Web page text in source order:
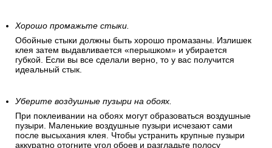
Хорошо промажьте стыки.
Обойные стыки должны быть хорошо промазаны. Излишек
клея затем выдавливается «перышком» и убирается
губкой. Если вы все сделали верно, то у вас получится
идеальный стык.
Уберите воздушные пузыри на обоях.
При поклеивании на обоях могут образоваться воздушные
пузыри. Маленькие воздушные пузыри исчезают сами
после высыхания клея. Чтобы устранить крупные пузыри
аккуратно отогните угол обоев и разгладьте полосу